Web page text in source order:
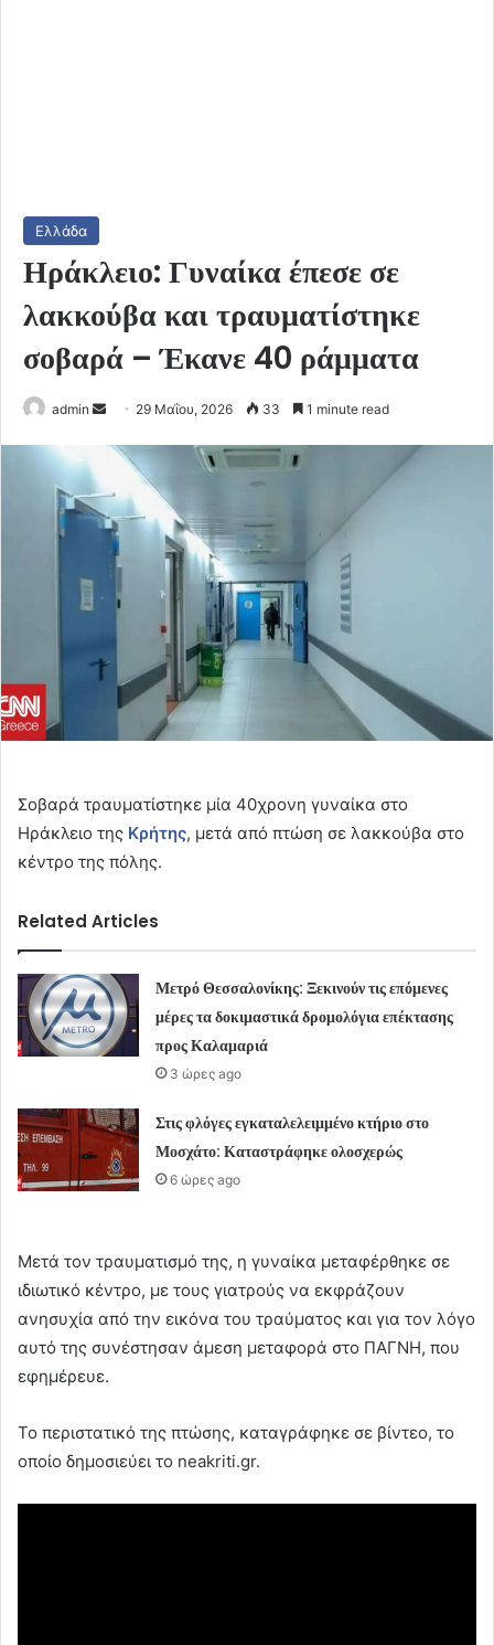
Ελλάδα
Ηράκλειο: Γυναίκα έπεσε σε
λακκούβα και τραυματίστηκε
σοβαρά – Έκανε 40 ράμματα
admin
Send
email
29 Μαΐου, 2026 33 1 minute read
Σοβαρά τραυματίστηκε μία 40χρονη γυναίκα στο
Ηράκλειο της Κρήτης, μετά από πτώση σε λακκούβα στο
κέντρο της πόλης.
Related Articles
Μετρό Θεσσαλονίκης: Ξεκινούν τις επόμενες
μέρες τα δοκιμαστικά δρομολόγια επέκτασης
προς Καλαμαριά
3 ώρες ago
Στις φλόγες εγκαταλελειμμένο κτήριο στο
Μοσχάτο: Καταστράφηκε ολοσχερώς
6 ώρες ago
Μετά τον τραυματισμό της, η γυναίκα μεταφέρθηκε σε
ιδιωτικό κέντρο, με τους γιατρούς να εκφράζουν
ανησυχία από την εικόνα του τραύματος και για τον λόγο
αυτό της συνέστησαν άμεση μεταφορά στο ΠΑΓΝΗ, που
εφημέρευε.
Το περιστατικό της πτώσης, καταγράφηκε σε βίντεο, το
οποίο δημοσιεύει το neakriti.gr.